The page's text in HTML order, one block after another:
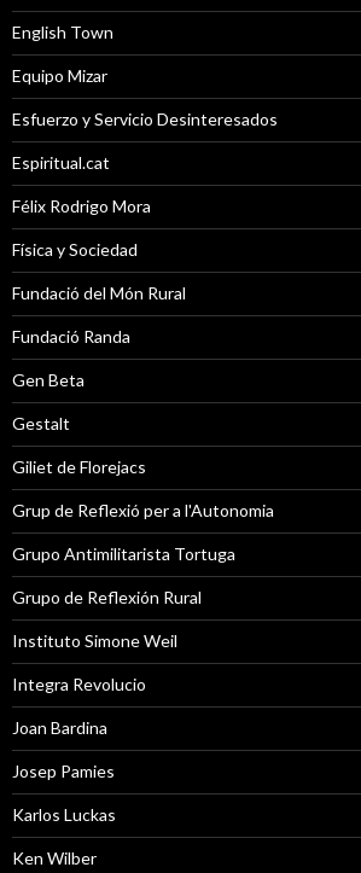
English Town
Equipo Mizar
Esfuerzo y Servicio Desinteresados
Espiritual.cat
Félix Rodrigo Mora
Física y Sociedad
Fundació del Món Rural
Fundació Randa
Gen Beta
Gestalt
Giliet de Florejacs
Grup de Reflexió per a l'Autonomia
Grupo Antimilitarista Tortuga
Grupo de Reflexión Rural
Instituto Simone Weil
Integra Revolucio
Joan Bardina
Josep Pamies
Karlos Luckas
Ken Wilber